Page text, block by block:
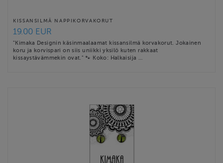
KISSANSILMÄ NAPPIKORVAKORUT
19.00 EUR
"Kimaka Designin käsinmaalaamat kissansilmä korvakorut. Jokainen
koru ja korvispari on siis uniikki yksilö kuten rakkaat
kissaystävämmekin ovat." 🐾 Koko: Halkaisija …